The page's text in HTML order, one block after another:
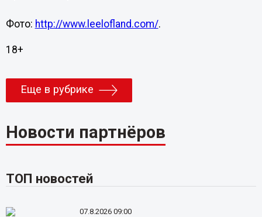
Фото: http://www.leelofland.com/.
18+
Еще в рубрике
Новости партнёров
ТОП новостей
07.8.2026 09:00